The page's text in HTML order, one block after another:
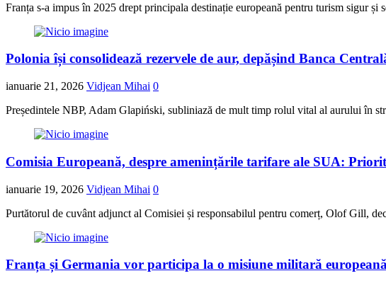
Franța s-a impus în 2025 drept principala destinație europeană pentru turism sigur
Polonia își consolidează rezervele de aur, depășind Banca
ianuarie 21, 2026 Vidjean Mihai 0
Președintele NBP, Adam Glapiński, subliniază de mult timp rolul vital al aurului în
Comisia Europeană, despre amenințările tarifare ale SUA:
ianuarie 19, 2026 Vidjean Mihai 0
Purtătorul de cuvânt adjunct al Comisiei și responsabilul pentru comerț, Olof Gill,
Franța și Germania vor participa la o misiune militară